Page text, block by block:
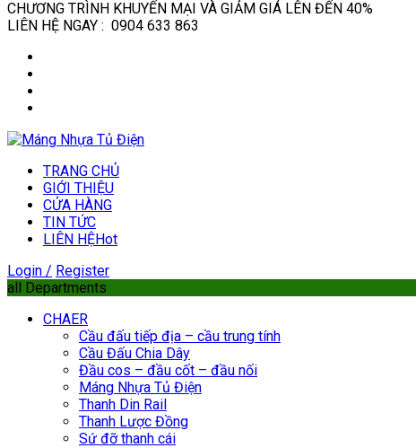
CHƯƠNG TRÌNH KHUYẾN MẠI VÀ GIẢM GIÁ LÊN ĐẾN 40%
LIÊN HỆ NGAY : 0904 633 863
TRANG CHỦ
GIỚI THIỆU
CỬA HÀNG
TIN TỨC
LIÊN HỆHot
Login / Register
all Departments
CHAER
Cầu đấu tiếp địa – cầu trung tính
Cầu Đấu Chia Dây
Đầu cos – đầu cốt – đầu nối
Máng Nhựa Tủ Điện
Thanh Din Rail
Thanh Lược Đồng
Sứ đỡ thanh cái